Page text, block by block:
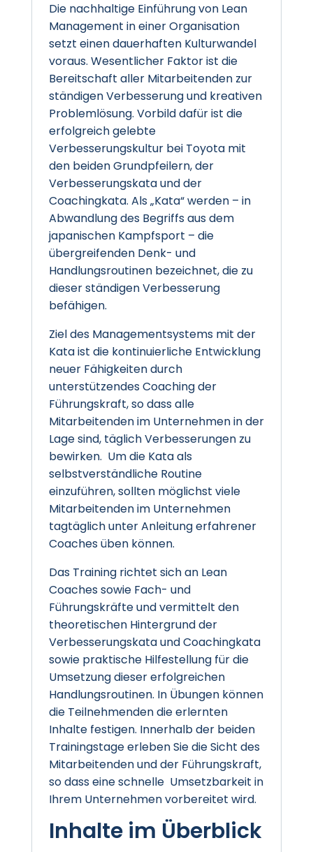
Die nachhaltige Einführung von Lean
Management in einer Organisation
setzt einen dauerhaften Kulturwandel
voraus. Wesentlicher Faktor ist die
Bereitschaft aller Mitarbeitenden zur
ständigen Verbesserung und kreativen
Problemlösung. Vorbild dafür ist die
erfolgreich gelebte
Verbesserungskultur bei Toyota mit
den beiden Grundpfeilern, der
Verbesserungskata und der
Coachingkata. Als „Kata“ werden – in
Abwandlung des Begriffs aus dem
japanischen Kampfsport – die
übergreifenden Denk- und
Handlungsroutinen bezeichnet, die zu
dieser ständigen Verbesserung
befähigen.
Ziel des Managementsystems mit der
Kata ist die kontinuierliche Entwicklung
neuer Fähigkeiten durch
unterstützendes Coaching der
Führungskraft, so dass alle
Mitarbeitenden im Unternehmen in der
Lage sind, täglich Verbesserungen zu
bewirken. Um die Kata als
selbstverständliche Routine
einzuführen, sollten möglichst viele
Mitarbeitenden im Unternehmen
tagtäglich unter Anleitung erfahrener
Coaches üben können.
Das Training richtet sich an Lean
Coaches sowie Fach- und
Führungskräfte und vermittelt den
theoretischen Hintergrund der
Verbesserungskata und Coachingkata
sowie praktische Hilfestellung für die
Umsetzung dieser erfolgreichen
Handlungsroutinen. In Übungen können
die Teilnehmenden die erlernten
Inhalte festigen. Innerhalb der beiden
Trainingstage erleben Sie die Sicht des
Mitarbeitenden und der Führungskraft,
so dass eine schnelle Umsetzbarkeit in
Ihrem Unternehmen vorbereitet wird.
Inhalte im Überblick